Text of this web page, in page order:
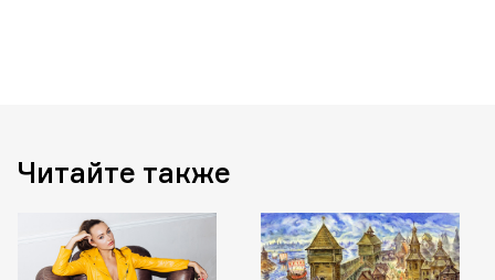
Читайте также